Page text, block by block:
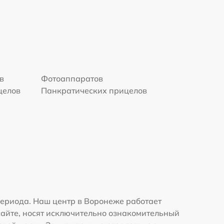
Фотоаппаратов
Панкратических прицелов
Наш центр в Воронеже работает
носят исключительно ознакомительный